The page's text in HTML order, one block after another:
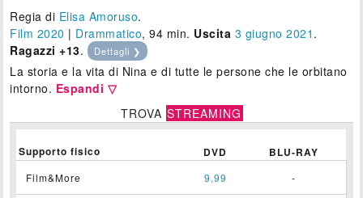
Regia di Elisa Amoruso.
Film 2020 | Drammatico, 94 min. Uscita 3 giugno 2021 .
Ragazzi +13. Dettagli ❯
La storia e la vita di Nina e di tutte le persone che le orbitano
intorno. Espandi ▽
TROVA STREAMING
Supporto fisico DVD BLU-RAY
Film&More 9,99 -